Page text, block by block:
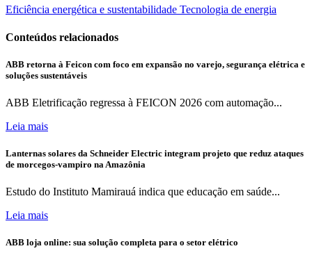
Eficiência energética e sustentabilidade Tecnologia de energia
Conteúdos relacionados
ABB retorna à Feicon com foco em expansão no varejo, segurança elétrica e
soluções sustentáveis
ABB Eletrificação regressa à FEICON 2026 com automação...
Leia mais
Lanternas solares da Schneider Electric integram projeto que reduz ataques
de morcegos-vampiro na Amazônia
Estudo do Instituto Mamirauá indica que educação em saúde...
Leia mais
ABB loja online: sua solução completa para o setor elétrico